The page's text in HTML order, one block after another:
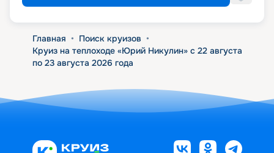
Главная • Поиск круизов •
Круиз на теплоходе «Юрий Никулин» с 22 августа
по 23 августа 2026 года